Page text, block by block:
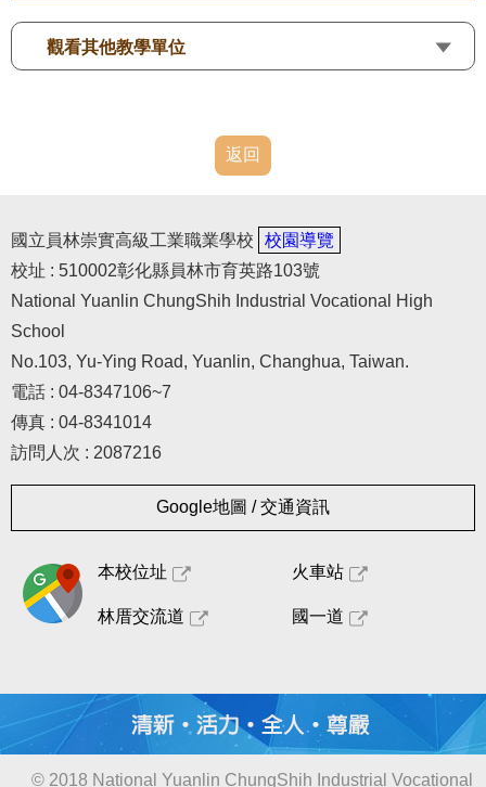
觀看其他教學單位
返回
國立員林崇實高級工業職業學校
校園導覽
校址 : 510002彰化縣員林市育英路103號
National Yuanlin ChungShih Industrial Vocational High
School
No.103, Yu-Ying Road, Yuanlin, Changhua, Taiwan.
電話 : 04-8347106~7
傳真 : 04-8341014
訪問人次 : 2087216
Google地圖 / 交通資訊
本校位址 火車站
林厝交流道 國一道
© 2018 National Yuanlin ChungShih Industrial Vocational